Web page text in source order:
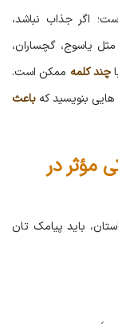
اگر جذاب نباشد،
یاسوج، گچساران،
چند کلمه ممکن است.
بنویسید که باعث
مؤثر در
باید پیامک تان